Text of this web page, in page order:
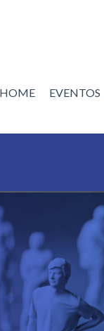
HOME EVENTOS